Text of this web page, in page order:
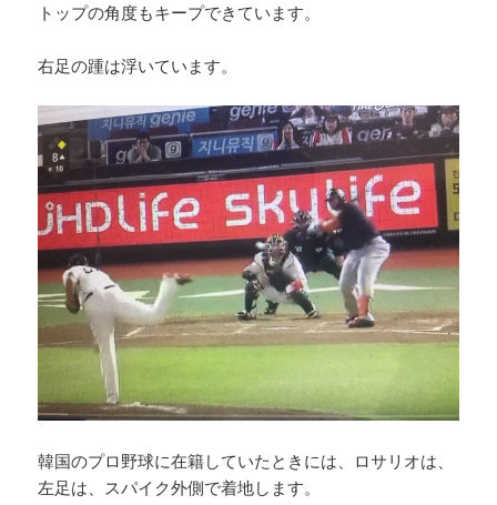
トップの角度もキープできています。
右足の踵は浮いています。
韓国のプロ野球に在籍していたときには、ロサリオは、
左足は、スパイク外側で着地します。